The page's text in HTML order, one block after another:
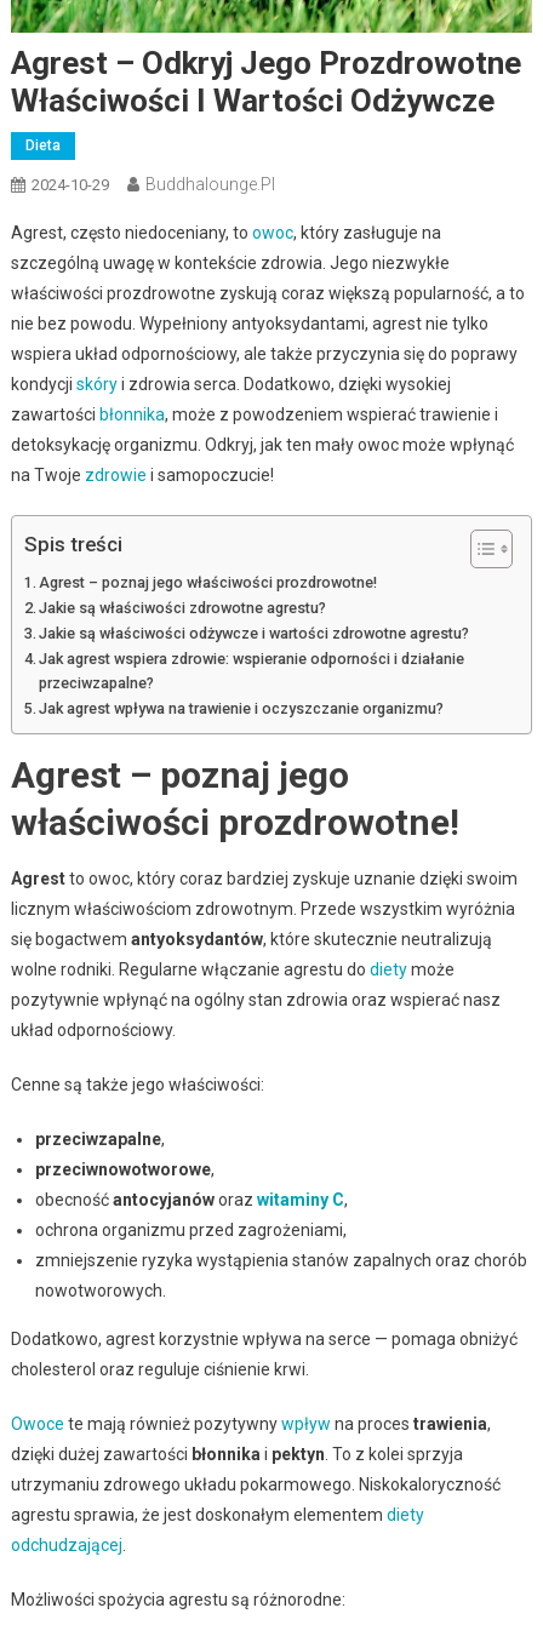
Agrest – Odkryj Jego Prozdrowotne
Właściwości I Wartości Odżywcze
Dieta
2024-10-29 Buddhalounge.pl
Agrest, często niedoceniany, to owoc, który zasługuje na
szczególną uwagę w kontekście zdrowia. Jego niezwykłe
właściwości prozdrowotne zyskują coraz większą popularność, a to
nie bez powodu. Wypełniony antyoksydantami, agrest nie tylko
wspiera układ odpornościowy, ale także przyczynia się do poprawy
kondycji skóryi zdrowia serca. Dodatkowo, dzięki wysokiej
zawartości błonnika, może z powodzeniem wspierać trawienie i
detoksykację organizmu. Odkryj, jak ten mały owoc może wpłynąć
na Twoje zdrowie i samopoczucie!
Spis treści
Agrest – poznaj jego właściwości prozdrowotne!
Jakie są właściwości zdrowotne agrestu?
Jakie są właściwości odżywcze i wartości zdrowotne agrestu?
Jak agrest wspiera zdrowie: wspieranie odporności i działanie
przeciwzapalne?
Jak agrest wpływa na trawienie i oczyszczanie organizmu?
Agrest – poznaj jego
właściwości prozdrowotne!
Agrestto owoc, który coraz bardziej zyskuje uznanie dzięki swoim
licznym właściwościom zdrowotnym. Przede wszystkim wyróżnia
się bogactwem antyoksydantów, które skutecznie neutralizują
wolne rodniki. Regularne włączanie agrestu do dietymoże
pozytywnie wpłynąć na ogólny stan zdrowia oraz wspierać nasz
układ odpornościowy.
Cenne są także jego właściwości:
przeciwzapalne,
przeciwnowotworowe,
obecnośćantocyjanóworaz witaminy C,
ochrona organizmu przed zagrożeniami,
zmniejszenie ryzyka wystąpienia stanów zapalnych oraz chorób
nowotworowych.
Dodatkowo, agrest korzystnie wpływa na serce — pomaga obniżyć
cholesterol oraz reguluje ciśnienie krwi.
Owoce te mają również pozytywnywpływ na proces trawienia,
dzięki dużej zawartości błonnika i pektyn . To z kolei sprzyja
utrzymaniu zdrowego układu pokarmowego. Niskokaloryczność
agrestu sprawia, że jest doskonałym elementem diety
odchudzającej
Możliwości spożycia agrestu są różnorodne: